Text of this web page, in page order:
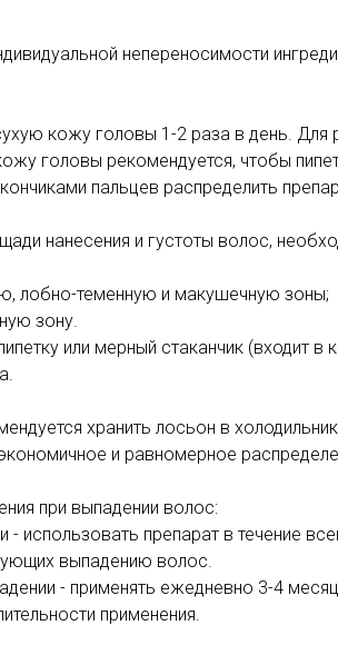
непереносимости
кожу головы 1-2 раза в день. Для
головы рекомендуется, чтобы
пальцев распределить
нанесения и густоты волос,
лобно-теменную и макушечную зоны;
зону.
или мерный стаканчик (входит в
хранить лосьон в
и равномерное
при выпадении волос:
использовать препарат в течение
выпадению волос.
- применять ежедневно 3-4
применения.